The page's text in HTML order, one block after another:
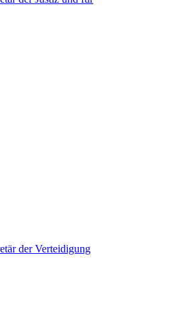
der Verteidigung